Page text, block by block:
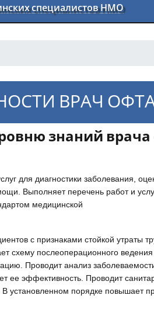
специалистов НМО
ВРАЧ
знаний
для диагностики заболевания,
Выполняет перечень работ и
медицинской
с признаками стойкой утраты
схему послеоперационного
Проводит анализ
эффективность. Проводит
В установленном порядке повышает